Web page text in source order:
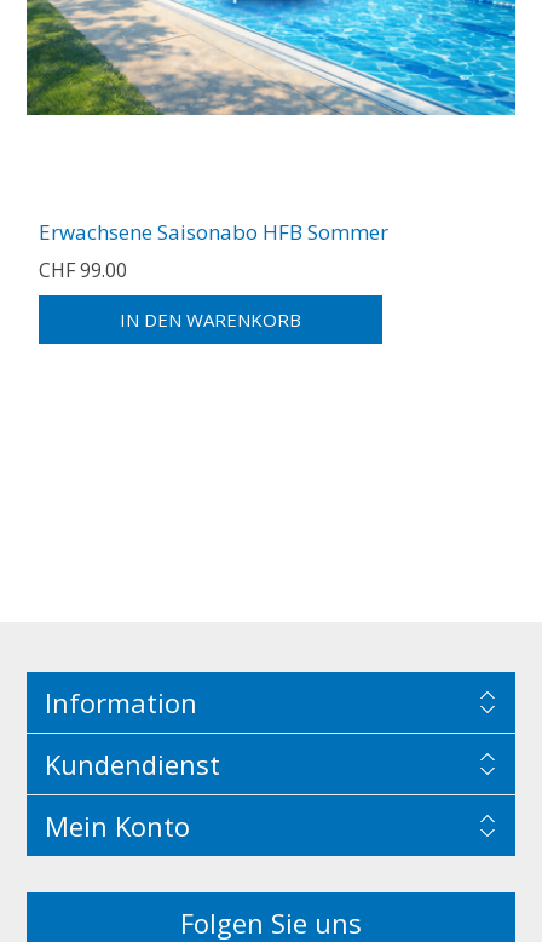
Erwachsene Saisonabo HFB Sommer
CHF 99.00
Information
Kundendienst
Mein Konto
Folgen Sie uns